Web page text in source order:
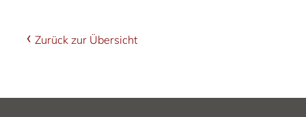
Zurück zur Übersicht